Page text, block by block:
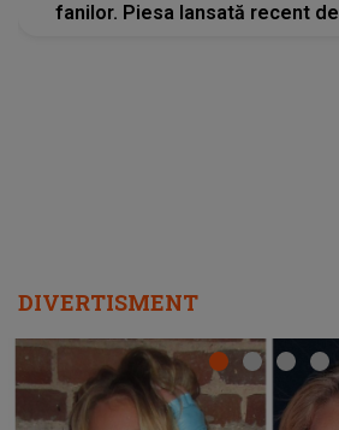
fanilor. Piesa lansată recent de
DIVERTISMENT